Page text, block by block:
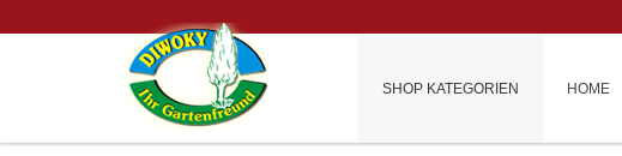
SHOP KATEGORIEN HOME